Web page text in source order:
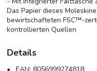
Das Papier dieses
bewirtschafteten FSC™-
kontrollierten Quellen
Details
EAN: 8056999274818